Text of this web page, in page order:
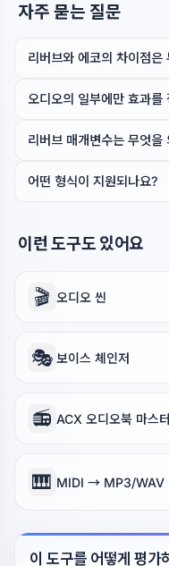
자주 묻는 질문
리버브와 에코의 차이점은
오디오의 일부에만 효과를
리버브 매개변수는 무엇을
어떤 형식이 지원되나요?
이런 도구도 있어요
🎬 오디오 씬
🎭 보이스 체인저
📻 ACX 오디오북 마스
🎹 MIDI → MP3/WAV
이 도구를 어떻게 평가